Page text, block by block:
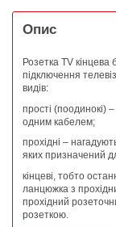
Опис
Розетка TV
підключення
видів:
прості (поодинокі)
одним кабелем;
прохідні –
яких призначений
кінцеві, тобто
ланцюжка з
прохідний
розеткою.